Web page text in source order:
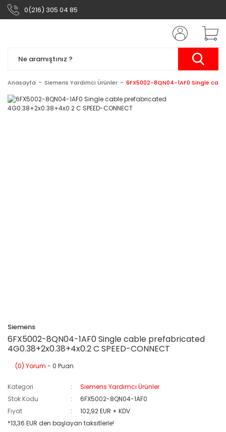
0(216) 305 04 85
Anasayfa Siemens Yardımcı Ürünler 6FX5002-8QN04-1AF0 Single
Siemens
6FX5002-8QN04-1AF0 Single cable prefabricated
4G0.38+2x0.38+4x0.2 C SPEED-CONNECT
(0) Yorum - 0 Puan
Kategori
Siemens Yardımcı Ürünler
Stok Kodu
6FX5002-8QN04-1AF0
Fiyat
102,92 EUR + KDV
*13,36 EUR den başlayan taksitlerle!